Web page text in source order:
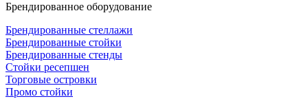
Брендированное оборудование
Брендированные стеллажи
Брендированные стойки
Брендированные стенды
Стойки ресепшен
Торговые островки
Промо стойки